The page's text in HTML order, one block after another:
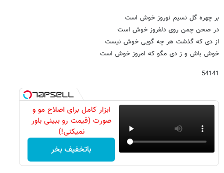
بر چهره گل نسیم نوروز خوش است
در صحن چمن روی دلفروز خوش است
از دی که گذشت هر چه گویی خوش نیست
خوش باش و ز دی مگو که امروز خوش است
54141
ابزار کامل برای اصلاح مو و
صورت (قیمت رو ببینی باور
نمیکنی!)
باتخفیف بخر